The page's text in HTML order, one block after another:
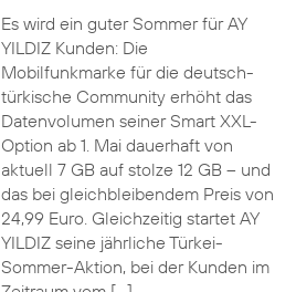
Es wird ein guter Sommer für AY
YILDIZ Kunden: Die
Mobilfunkmarke für die deutsch-
türkische Community erhöht das
Datenvolumen seiner Smart XXL-
Option ab 1. Mai dauerhaft von
aktuell 7 GB auf stolze 12 GB – und
das bei gleichbleibendem Preis von
24,99 Euro. Gleichzeitig startet AY
YILDIZ seine jährliche Türkei-
Sommer-Aktion, bei der Kunden im